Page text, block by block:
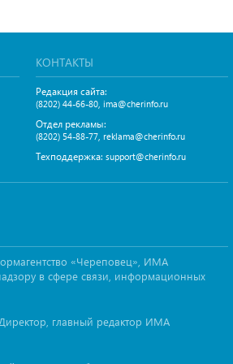
КОНТАКТЫ
Редакция сайта:
(8202) 44-66-80, ima@cherinfo.ru
Отдел рекламы:
(8202) 54-88-77, reklama@cherinfo.ru
Техподдержка: support@cherinfo.ru
«Череповец», ИМА
в сфере связи, информационных
главный редактор ИМА